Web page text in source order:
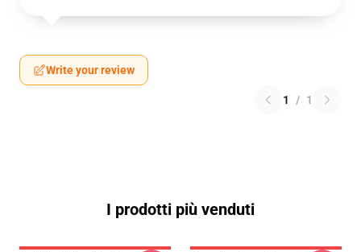
Write your review
1 / 1
I prodotti più venduti